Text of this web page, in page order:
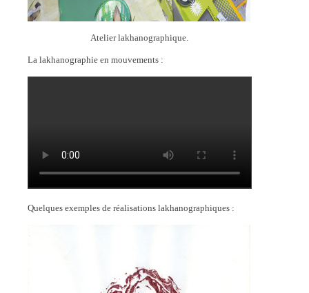
Atelier lakhanographique.
La lakhanographie en mouvements :
Quelques exemples de réalisations lakhanographiques :